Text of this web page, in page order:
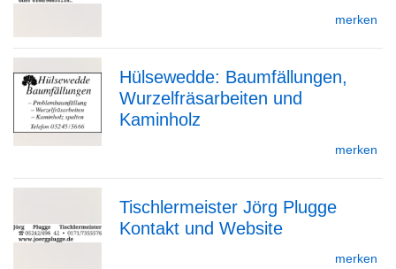
Detailseite
merken
Detailseite
Hülsewedde: Baumfällungen,
Wurzelfräsarbeiten und
Kaminholz
merken
zur
Tischlermeister Jörg Plugge
Kontakt und Website
merken